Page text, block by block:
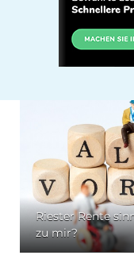
Riester Rente
zu mir?